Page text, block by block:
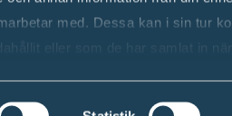
med. Dessa kan i sin tur